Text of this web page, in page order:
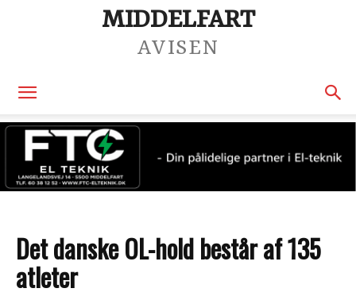
MIDDELFART
AVISEN
Det danske OL-hold består af 135
atleter